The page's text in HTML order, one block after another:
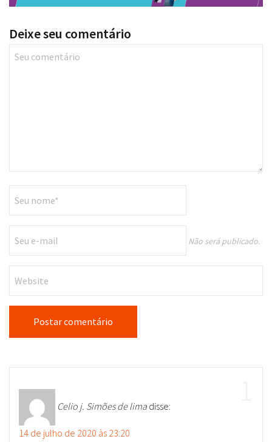
Deixe seu comentário
Não será publicado.
Celio j. Simões de lima disse:
14 de julho de 2020 às 23:20